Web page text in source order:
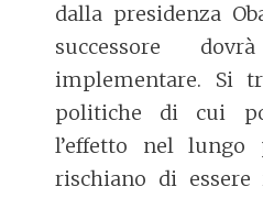
dalla presidenza
successore
implementare. Si
politiche di cui
l’effetto nel lungo
rischiano di